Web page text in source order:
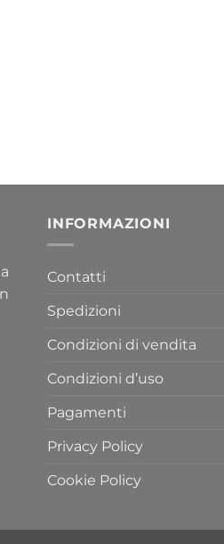
INFORMAZIONI
Contatti
Spedizioni
Condizioni di vendita
Condizioni d’uso
Pagamenti
Privacy Policy
Cookie Policy